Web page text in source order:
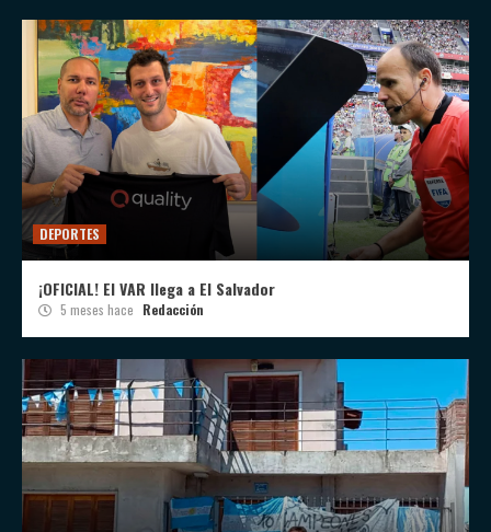
DEPORTES
¡OFICIAL! El VAR llega a El Salvador
5 meses hace Redacción